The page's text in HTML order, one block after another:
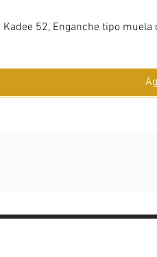
Kadee 52, Enganche tipo